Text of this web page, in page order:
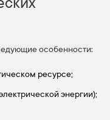
особенности:
ресурсе;
энергии);